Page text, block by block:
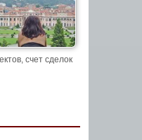
счет сделок
Ленинградской области.